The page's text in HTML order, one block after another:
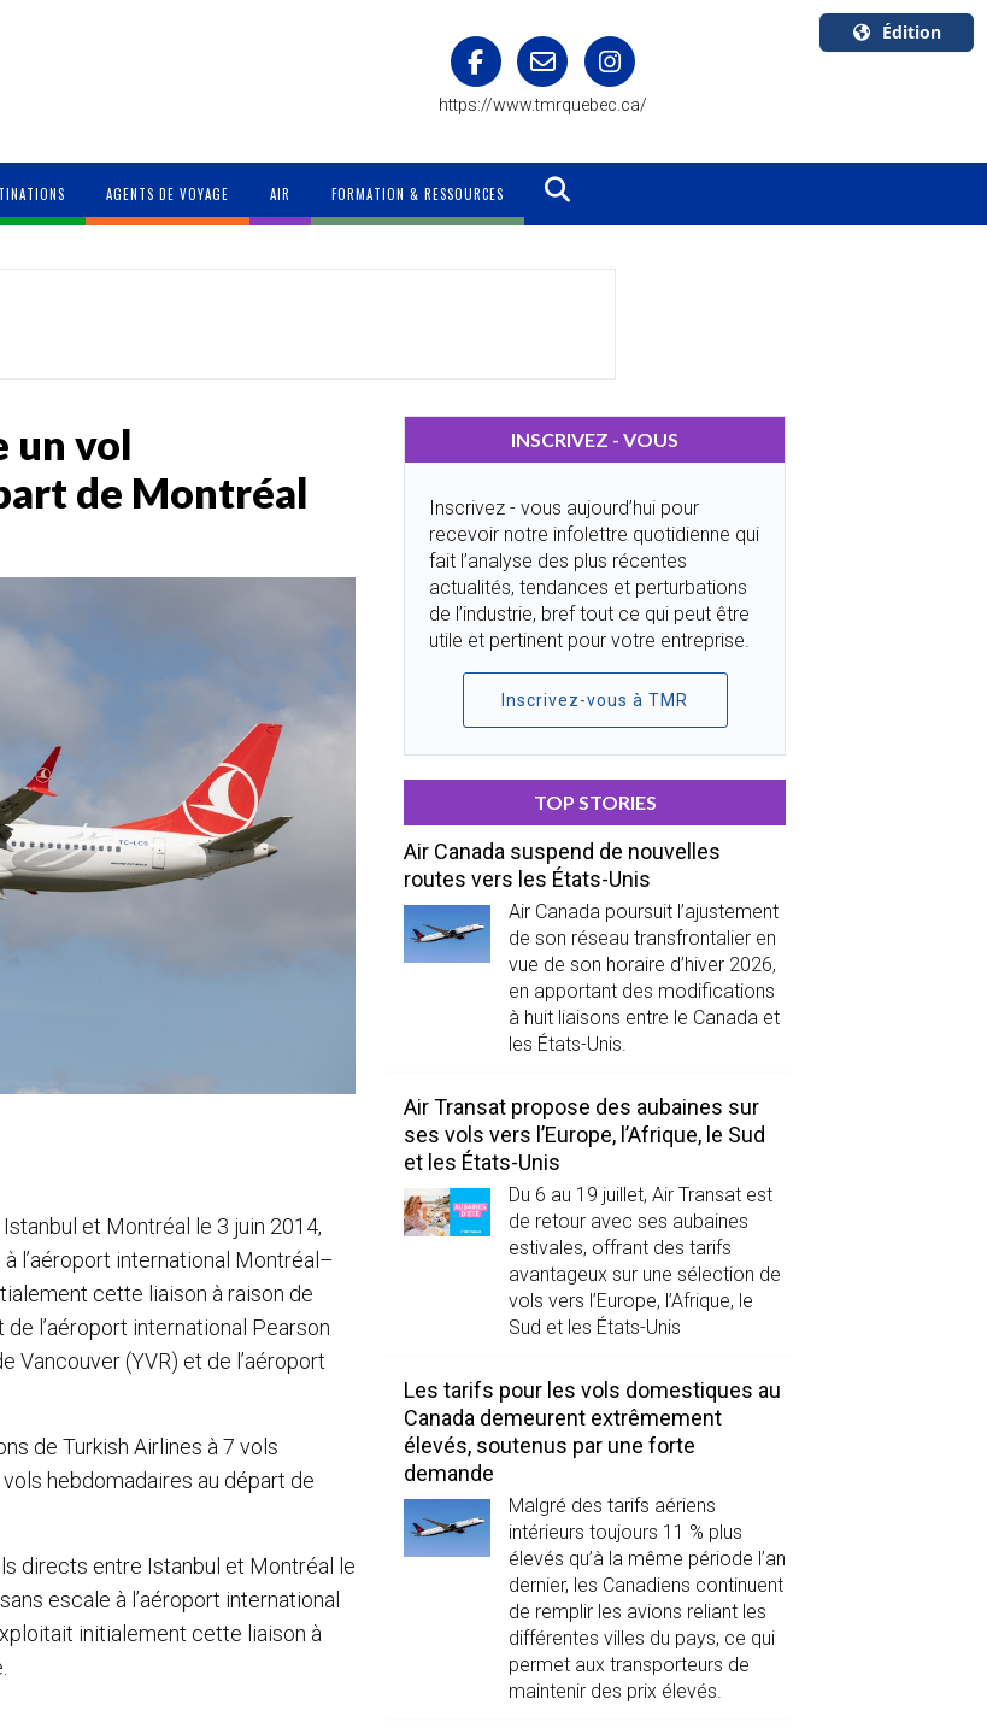
https://www.tmrquebec.ca/
Édition
Canada
AGENTS DE VOYAGE AIR FORMATION & RESSOURCES
un vol
de Montréal
et Montréal le 3 juin 2014,
l’aéroport international Montréal–
cette liaison à raison de
l’aéroport international Pearson
Vancouver (YVR) et de l’aéroport
de Turkish Airlines à 7 vols
hebdomadaires au départ de
directs entre Istanbul et Montréal le
escale à l’aéroport international
initialement cette liaison à
INSCRIVEZ - VOUS
Inscrivez - vous aujourd’hui pour
recevoir notre infolettre quotidienne qui
fait l’analyse des plus récentes
actualités, tendances et perturbations
de l’industrie, bref tout ce qui peut être
utile et pertinent pour votre entreprise.
Inscrivez-vous à TMR
TOP STORIES
Air Canada suspend de nouvelles
routes vers les États-Unis
Air Canada poursuit l’ajustement
de son réseau transfrontalier en
vue de son horaire d’hiver 2026,
en apportant des modifications
à huit liaisons entre le Canada et
les États-Unis.
Air Transat propose des aubaines sur
ses vols vers l’Europe, l’Afrique, le Sud
et les États-Unis
Du 6 au 19 juillet, Air Transat est
de retour avec ses aubaines
estivales, offrant des tarifs
avantageux sur une sélection de
vols vers l’Europe, l’Afrique, le
Sud et les États-Unis
Les tarifs pour les vols domestiques au
Canada demeurent extrêmement
élevés, soutenus par une forte
demande
Malgré des tarifs aériens
intérieurs toujours 11 % plus
élevés qu’à la même période l’an
dernier, les Canadiens continuent
de remplir les avions reliant les
différentes villes du pays, ce qui
permet aux transporteurs de
maintenir des prix élevés.